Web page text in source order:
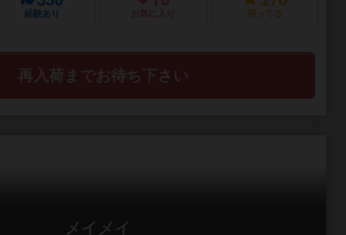
経験あり お気に入り 持ってる
再入荷までお待ち下さい
メイメイ